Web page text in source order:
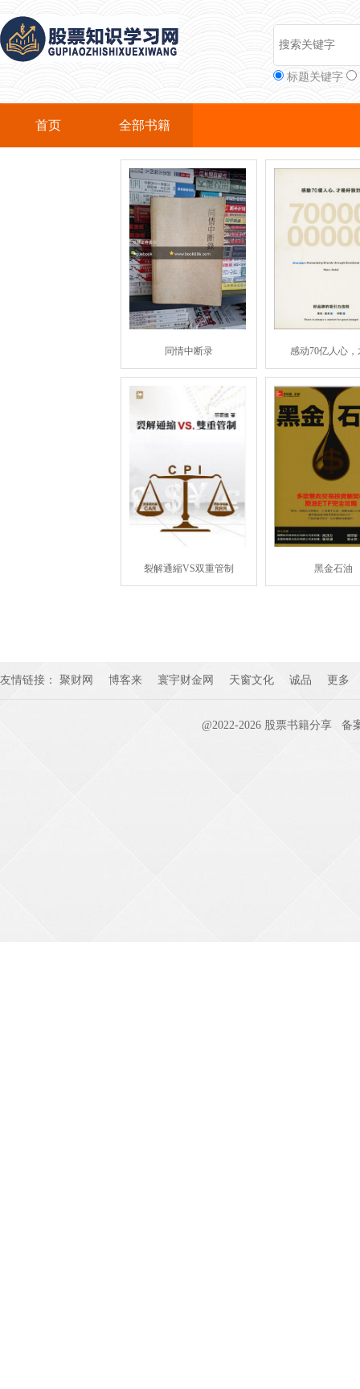
标题关键字
首页 全部书籍
同情中断录 感动70亿人心，
裂解通縮VS双重管制 黑金石油
友情链接： 聚财网 博客来 寰宇财金网 天窗文化 诚品 更多
@2022-2026 股票书籍分享 备